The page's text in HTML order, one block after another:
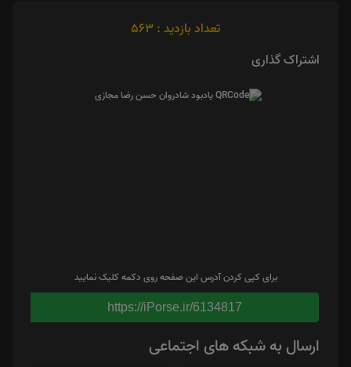
تعداد بازدید : 563
اشتراک گذاری
برای کپی کردن آدرس این صفحه روی دکمه کلیک نمایید
https://iPorse.ir/6134817
ارسال به شبکه های اجتماعی